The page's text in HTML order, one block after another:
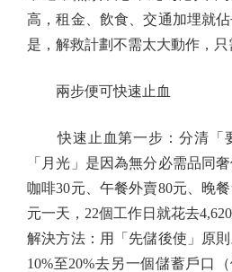
高，租金、飲食、交通加埋就
是，解救計劃不需太大動作，只
兩步便可快速止血
快速止血第一步：分清「
「月光」是因為無分必需品同
咖啡30元、午餐外賣80元、晚
元一天，22個工作日就花去
解決方法：用「先儲後使」原
10%至20%去另一個儲蓄戶口